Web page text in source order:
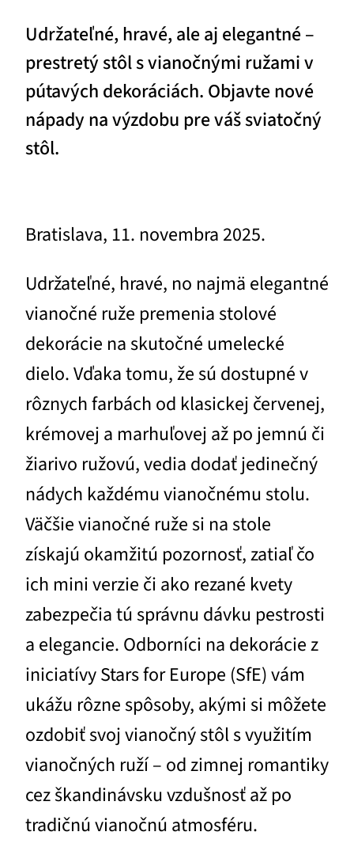
Udržateľné, hravé, ale aj elegantné –
prestretý stôl s vianočnými ružami v
pútavých dekoráciách. Objavte nové
nápady na výzdobu pre váš sviatočný
stôl.
Bratislava, 11. novembra 2025.
Udržateľné, hravé, no najmä elegantné
vianočné ruže premenia stolové
dekorácie na skutočné umelecké
dielo. Vďaka tomu, že sú dostupné v
rôznych farbách od klasickej červenej,
krémovej a marhuľovej až po jemnú či
žiarivo ružovú, vedia dodať jedinečný
nádych každému vianočnému stolu.
Väčšie vianočné ruže si na stole
získajú okamžitú pozornosť, zatiaľ čo
ich mini verzie či ako rezané kvety
zabezpečia tú správnu dávku pestrosti
a elegancie. Odborníci na dekorácie z
iniciatívy Stars for Europe (SfE) vám
ukážu rôzne spôsoby, akými si môžete
ozdobiť svoj vianočný stôl s využitím
vianočných ruží – od zimnej romantiky
cez škandinávsku vzdušnosť až po
tradičnú vianočnú atmosféru.